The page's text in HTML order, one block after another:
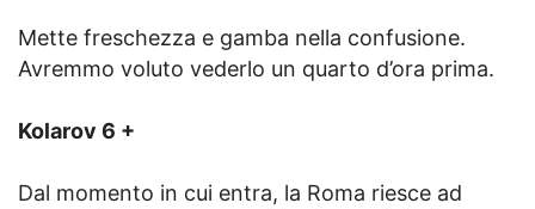
Mette freschezza e gamba nella confusione.
Avremmo voluto vederlo un quarto d’ora prima.
Kolarov 6 +
Dal momento in cui entra, la Roma riesce ad